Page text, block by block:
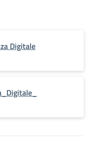
Digitale